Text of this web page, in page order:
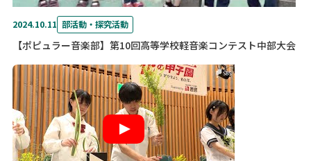
2024.10.11 部活動・探究活動
【ポピュラー音楽部】第10回高等学校軽音楽コンテスト中部大会